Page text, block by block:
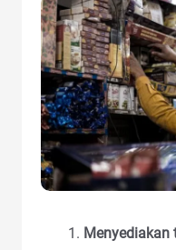
Menyediakan